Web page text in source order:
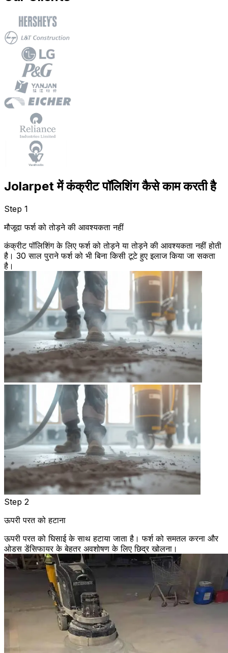
Jolarpet में कंक्रीट पॉलिशिंग कैसे काम करती है
Step 1
मौजूदा फर्श को तोड़ने की आवश्यकता नहीं
कंक्रीट पॉलिशिंग के लिए फर्श को तोड़ने या तोड़ने की आवश्यकता नहीं होती
है। 30 साल पुराने फर्श को भी बिना किसी टूटे हुए इलाज किया जा सकता
है।
Step 2
ऊपरी परत को हटाना
ऊपरी परत को घिसाई के साथ हटाया जाता है। फर्श को समतल करना और
ओडस डेंसिफायर के बेहतर अवशोषण के लिए छिद्र खोलना।